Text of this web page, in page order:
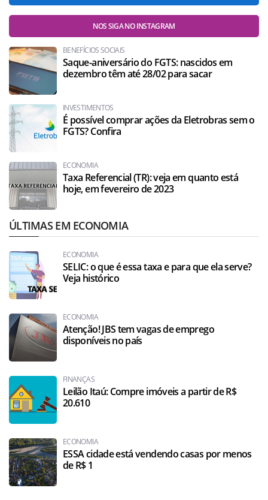
NOS SIGA NO INSTAGRAM
BENEFÍCIOS SOCIAIS
Saque-aniversário do FGTS: nascidos em
dezembro têm até 28/02 para sacar
INVESTIMENTOS
É possível comprar ações da Eletrobras sem o
FGTS? Confira
ECONOMIA
Taxa Referencial (TR): veja em quanto está
hoje, em fevereiro de 2023
ÚLTIMAS EM ECONOMIA
ECONOMIA
SELIC: o que é essa taxa e para que ela serve?
Veja histórico
ECONOMIA
Atenção! JBS tem vagas de emprego
disponíveis no país
FINANÇAS
Leilão Itaú: Compre imóveis a partir de R$
20.610
ECONOMIA
ESSA cidade está vendendo casas por menos
de R$ 1